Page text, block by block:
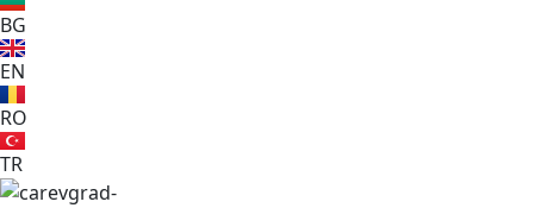
BG
EN
RO
TR